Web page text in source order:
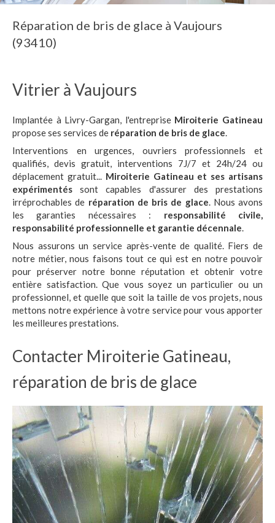
Réparation de bris de glace à Vaujours
(93410)
Vitrier à Vaujours
Implantée à Livry-Gargan, l'entreprise Miroiterie Gatineau
propose ses services de réparation de bris de glace.
Interventions en urgences, ouvriers professionnels et
qualifiés, devis gratuit, interventions 7J/7 et 24h/24 ou
déplacement gratuit... Miroiterie Gatineau et ses artisans
expérimentés sont capables d'assurer des prestations
irréprochables de réparation de bris de glace. Nous avons
les garanties nécessaires : responsabilité civile,
responsabilité professionnelle et garantie décennale.
Nous assurons un service après-vente de qualité. Fiers de
notre métier, nous faisons tout ce qui est en notre pouvoir
pour préserver notre bonne réputation et obtenir votre
entière satisfaction. Que vous soyez un particulier ou un
professionnel, et quelle que soit la taille de vos projets, nous
mettons notre expérience à votre service pour vous apporter
les meilleures prestations.
Contacter Miroiterie Gatineau,
réparation de bris de glace